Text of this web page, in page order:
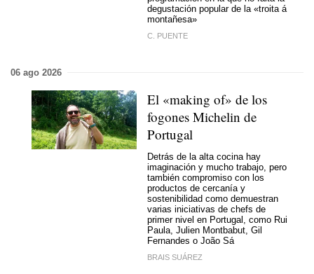
degustación popular de la«troita á
montañesa»
C. PUENTE
06 ago 2026
El «making of» de los
fogones Michelin de
Portugal
Detrás de la alta cocina hay
imaginación y mucho trabajo, pero
también compromiso con los
productos de cercanía y
sostenibilidad como demuestran
varias iniciativas de chefs de
primer nivel en Portugal, como Rui
Paula, Julien Montbabut, Gil
Fernandes o João Sá
BRAIS SUÁREZ